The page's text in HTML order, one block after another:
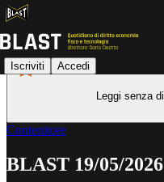
Iscriviti Accedi
Leggi senza
Contenitore
BLAST 19/05/2026